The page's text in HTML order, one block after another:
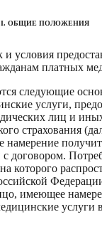
I. ОБЩИЕ ПОЛОЖЕНИЯ
и условия
платных
следующие
услуги,
лиц и
страхования
намерение
с договором.
которого
имеющее
услуги